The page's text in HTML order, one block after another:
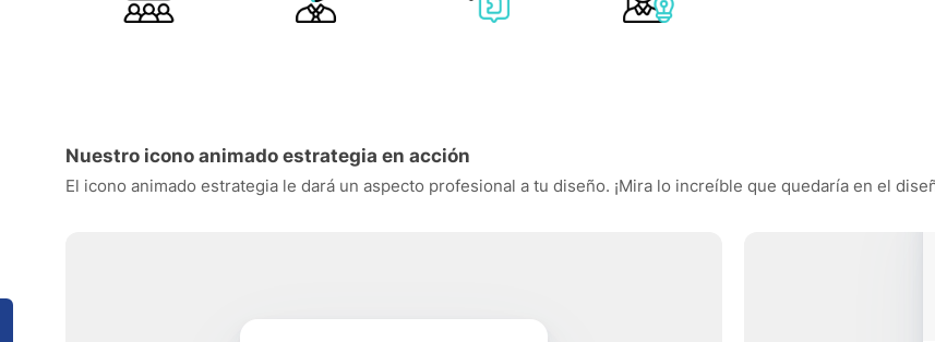
Nuestro icono animado estrategia en acción
El icono animado estrategia le dará un aspecto profesional a tu diseño. ¡Mira lo increíble que quedaría en el